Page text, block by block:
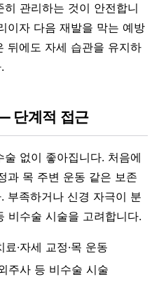
관리하는 것이 안전합니
이자 다음 재발을 막는 예방
뒤에도 자세 습관을 유지하
단계적 접근
없이 좋아집니다. 처음에
과 목 주변 운동 같은 보존
부족하거나 신경 자극이 분
비수술 시술을 고려합니다.
·자세 교정·목 운동
주사 등 비수술 시술